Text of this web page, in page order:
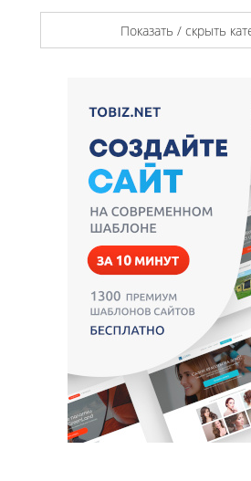
Показать / скрыть